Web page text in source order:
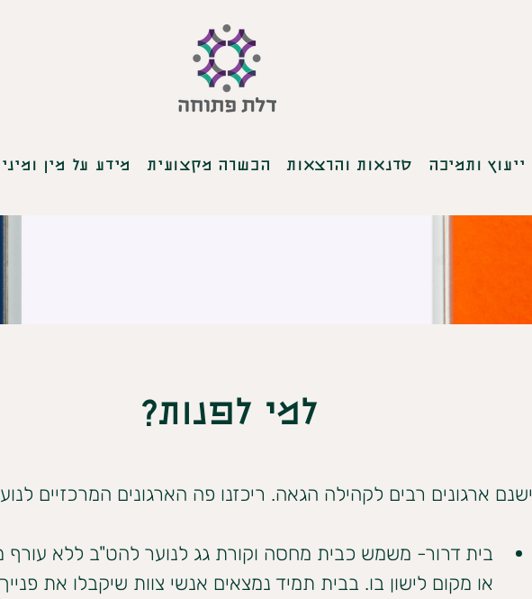
ייעוץ ותמיכה סדנאות והרצאות הכשרה מקצועית מידע על מין
למי לפנות?
ישנם ארגונים רבים לקהילה הגאה. ריכזנו פה הארגונים המרכזיים
בית דרור- משמש כבית מחסה וקורת גג לנוער להט"ב ללא עורף